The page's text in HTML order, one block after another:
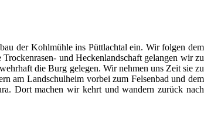
der Kohlmühle ins Püttlachtal ein. Wir folgen dem
und Heckenlandschaft gelangen wir zu
die Burg gelegen. Wir nehmen uns Zeit sie zu
am Landschulheim vorbei zum Felsenbad und dem
Dort machen wir kehrt und wandern zurück nach